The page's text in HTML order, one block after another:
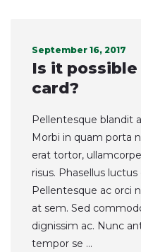
September 16, 2017
Is it
card?
Pellentesque blandit
Morbi in quam porta
erat tortor,
risus. Phasellus
Pellentesque ac orci
at sem. Sed
dignissim ac. Nunc
tempor se ...